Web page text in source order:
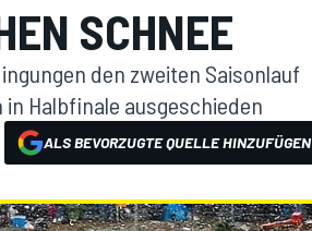
SCHNEE
den zweiten Saisonlauf
Halbfinale ausgeschieden
ALS BEVORZUGTE QUELLE HINZUFÜGEN